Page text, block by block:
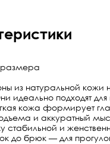
размера
из натуральной
идеально подходят
кожа формирует
и аккуратный
стабильной и
до брюк — для